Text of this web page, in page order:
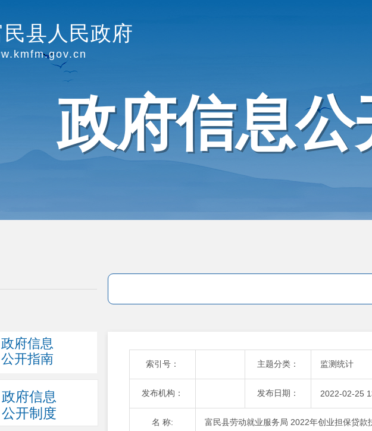
民县人民政府
政府信息公
政府信息
公开指南
政府信息
公开制度
索引号： 主题分类： 监测统计
发布机构： 发布日期： 2022-02-25
名 称: 富民县劳动就业服务局 2022年创业担保贷款